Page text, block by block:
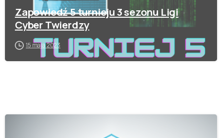
Zapowiedź 5 turnieju 3 sezonu Ligi
Cyber Twierdzy
15 maja 2023